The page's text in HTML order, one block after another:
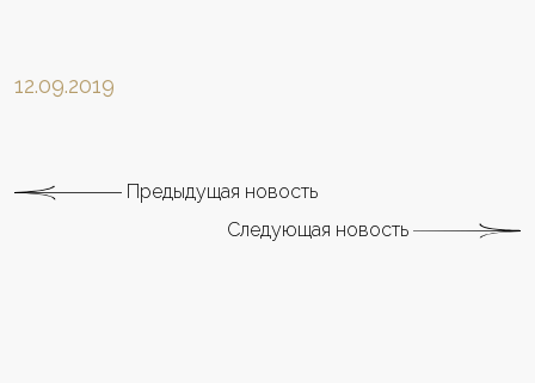
12.09.2019
Предыдущая новость
Следующая новость